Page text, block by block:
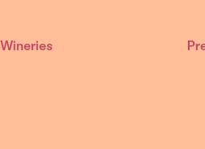
Wineries